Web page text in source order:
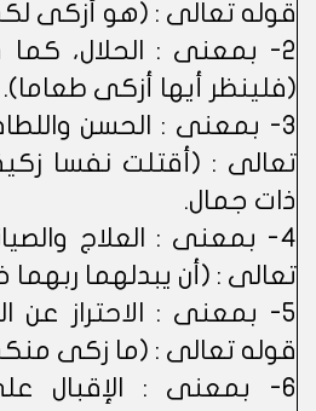
قوله تعالى : (هو أزكى
2- بمعنى : الحلال،
(فلينظر أيها أزكى طعاما).
3- بمعنى : الحسن
تعالى : (أقتلت نفسا
ذات جمال.
4- بمعنى : العلاج
تعالى : (أن يبدلهما ربهما
5- بمعنى : الاحتراز
قوله تعالى : (ما زكى
6- بمعنى : الإقبال